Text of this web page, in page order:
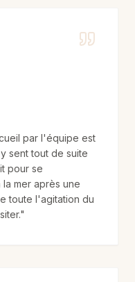
par l'équipe est
sent tout de suite
pour se
mer après une
toute l'agitation du
"